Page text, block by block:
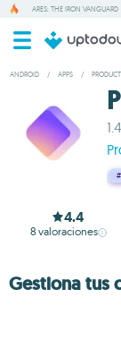
ARES: THE IRON VANGUARD
ANDROID / APPS /
4.4
8 valoraciones
Gestiona tus